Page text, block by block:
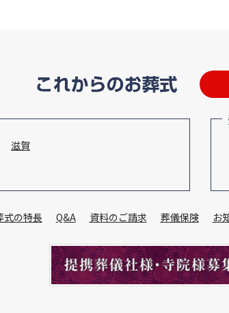
滋賀
式の特長 Q&A 資料のご請求 葬儀保険 お